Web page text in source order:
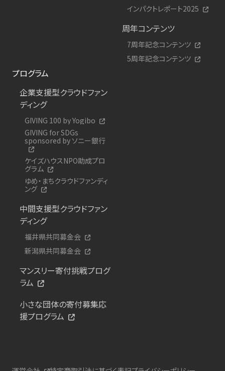
インパクトレポート2025
周年コンテンツ
7周年記念コンテンツ
5周年記念コンテンツ
プログラム
企業支援型クラウドファン
ディング
GIVING 100 by Yogibo
GIVING for SDGs
sponsored by ソニー銀行
ケイズハウスNPO助成プロ
グラム
ゆめ・まちクラウドファンディ
ング
中間支援型クラウドファン
ディング
福井県共同募金会
新潟県共同募金会
マンスリー寄付挑戦プログ
ラム
小さな団体の寄付募集応
援プログラム